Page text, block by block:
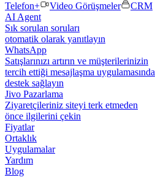
Telefon+
Video Görüşmeler
CRM
AI Agent
Sık sorulan soruları
otomatik olarak yanıtlayın
WhatsApp
Satışlarınızı artırın ve müşterilerinizin
tercih ettiği mesajlaşma uygulamasında
destek sağlayın
Jivo Pazarlama
Ziyaretçileriniz siteyi terk etmeden
önce ilgilerini çekin
Fiyatlar
Ortaklık
Uygulamalar
Yardım
Blog